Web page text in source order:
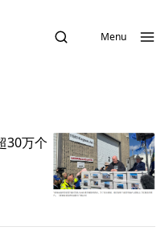
Menu
30万个